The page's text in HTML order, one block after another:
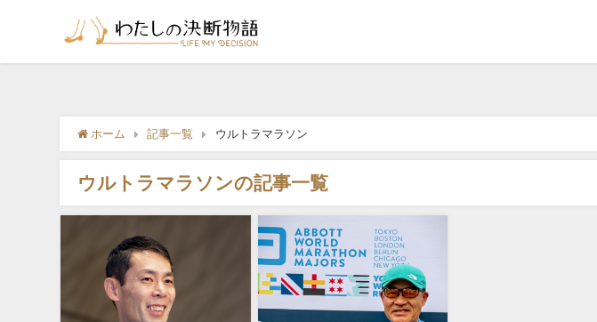
ホーム 記事一覧 ウルトラマラソン
ウルトラマラソンの記事一覧